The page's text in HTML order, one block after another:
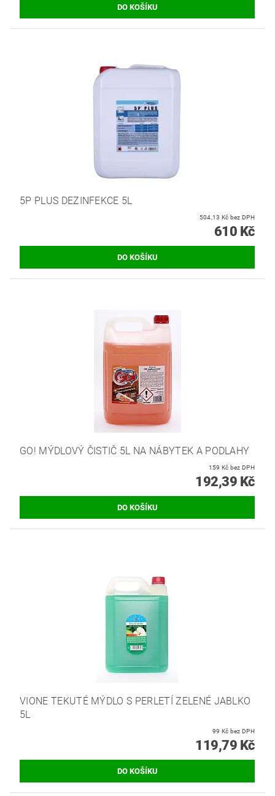
5P PLUS DEZINFEKCE 5L
504,13 Kč bez DPH
610 Kč
GO! MÝDLOVÝ ČISTIČ 5L NA NÁBYTEK A PODLAHY
159 Kč bez DPH
192,39 Kč
VIONE TEKUTÉ MÝDLO S PERLETÍ ZELENÉ JABLKO
5L
99 Kč bez DPH
119,79 Kč